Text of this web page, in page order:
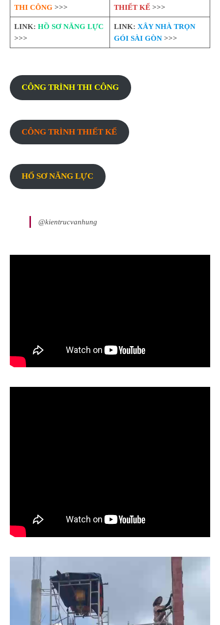
THI CÔNG>>>
THIẾT KẾ>>>
LINK: HỒ SƠ NĂNG LỰC
>>>
LINK: XÂY NHÀ TRỌN
GÓI SÀI GÒN>>>
CÔNG TRÌNH THI CÔNG
CÔNG TRÌNH THIẾT KẾ
HỐ SƠ NĂNG LỰC
@kientrucvanhung